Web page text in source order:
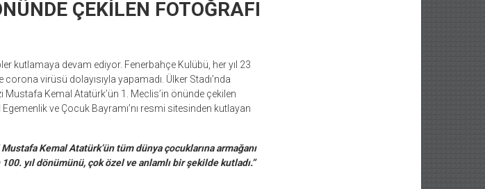
ÇEKİLEN FOTOĞRAFI
kutlamaya devam ediyor. Fenerbahçe Kulübü, her yıl 23
virüsü dolayısıyla yapamadı. Ülker Stadı’nda
Kemal Atatürk’ün 1. Meclis’in önünde çekilen
ve Çocuk Bayramı’nı resmi sitesinden kutlayan
Kemal Atatürk’ün tüm dünya çocuklarına armağanı
yıl dönümünü, çok özel ve anlamlı bir şekilde kutladı.”